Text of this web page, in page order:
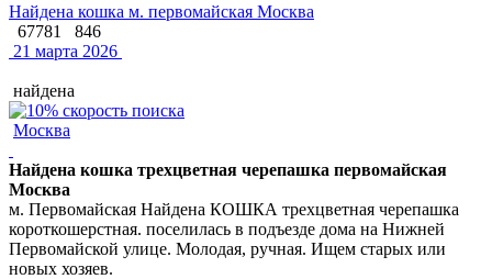
Найдена кошка м. первомайская Москва
67781
846
21 марта 2026
найдена
Москва
Найдена кошка трехцветная черепашка первомайская
Москва
м. Первомайская Найдена КОШКА трехцветная черепашка
короткошерстная. поселилась в подъезде дома на Нижней
Первомайской улице. Молодая, ручная. Ищем старых или
новых хозяев.